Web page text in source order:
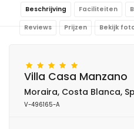
Beschrijving Faciliteiten
Reviews Prijzen Bekijk
Villa Casa Manzano
Moraira, Costa Blanca,
V-496165-A